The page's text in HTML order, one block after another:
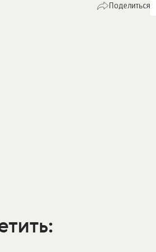
Поделиться